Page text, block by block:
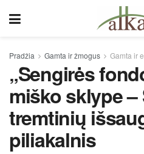
Pradžia Gamta ir žmogus Gamta ir
„Sengirės
miško sklype –
tremtinių
piliakalnis